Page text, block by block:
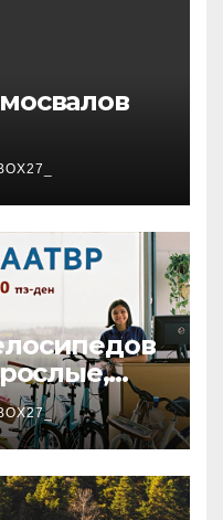
и цены